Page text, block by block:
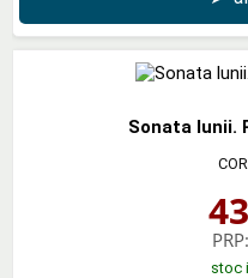
Sonata lunii.
43
PRP:
stoc